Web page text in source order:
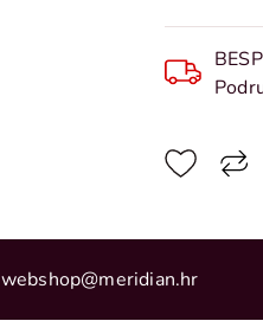
webshop@meridian.hr